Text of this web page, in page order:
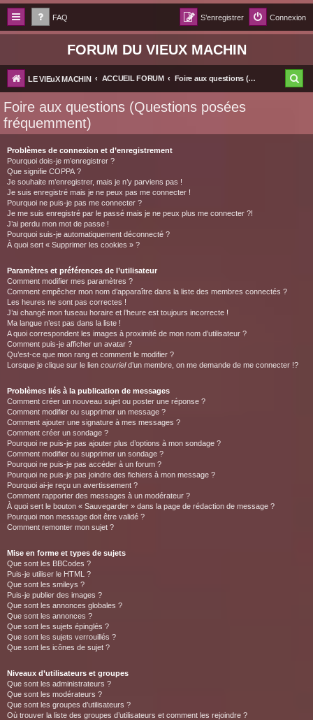
FAQ Connexion
S’enregistrer
FORUM DU VIEUX MACHIN
LE VIEuX MACHIN ACCUEIL FORUM Foire aux questions (Questions posées fréquemment)
h
Foire aux questions (Questions posées
fréquemment)
Problèmes de connexion et d’enregistrement
Pourquoi dois-je m’enregistrer ?
Que signifie COPPA ?
Je souhaite m’enregistrer, mais je n’y parviens pas !
Je suis enregistré mais je ne peux pas me connecter !
Pourquoi ne puis-je pas me connecter ?
Je me suis enregistré par le passé mais je ne peux plus me connecter ?!
J’ai perdu mon mot de passe !
Pourquoi suis-je automatiquement déconnecté ?
À quoi sert « Supprimer les cookies » ?
Paramètres et préférences de l’utilisateur
Comment modifier mes paramètres ?
Comment empêcher mon nom d’apparaître dans la liste des membres connectés ?
Les heures ne sont pas correctes !
J’ai changé mon fuseau horaire et l’heure est toujours incorrecte !
Ma langue n’est pas dans la liste !
A quoi correspondent les images à proximité de mon nom d’utilisateur ?
Comment puis-je afficher un avatar ?
Qu’est-ce que mon rang et comment le modifier ?
Lorsque je clique sur le lien courrield’un membre, on me demande de me connecter !?
Problèmes liés à la publication de messages
Comment créer un nouveau sujet ou poster une réponse ?
Comment modifier ou supprimer un message ?
Comment ajouter une signature à mes messages ?
Comment créer un sondage ?
Pourquoi ne puis-je pas ajouter plus d’options à mon sondage ?
Comment modifier ou supprimer un sondage ?
Pourquoi ne puis-je pas accéder à un forum ?
Pourquoi ne puis-je pas joindre des fichiers à mon message ?
Pourquoi ai-je reçu un avertissement ?
Comment rapporter des messages à un modérateur ?
À quoi sert le bouton « Sauvegarder » dans la page de rédaction de message ?
Pourquoi mon message doit être validé ?
Comment remonter mon sujet ?
Mise en forme et types de sujets
Que sont les BBCodes ?
Puis-je utiliser le HTML ?
Que sont les smileys ?
Puis-je publier des images ?
Que sont les annonces globales ?
Que sont les annonces ?
Que sont les sujets épinglés ?
Que sont les sujets verrouillés ?
Que sont les icônes de sujet ?
Niveaux d’utilisateurs et groupes
Que sont les administrateurs ?
Que sont les modérateurs ?
Que sont les groupes d’utilisateurs ?
Où trouver la liste des groupes d’utilisateurs et comment les rejoindre ?